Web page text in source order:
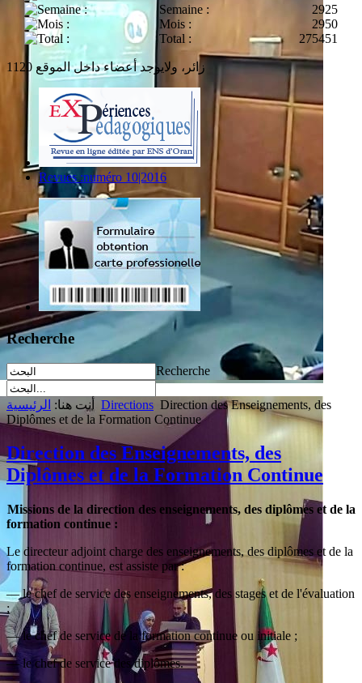
Semaine :
2925
Mois :
2950
Total :
275451
1120 زائر، ولايوجد أعضاء داخل الموقع
Revues :numéro 10|2016
Recherche
Recherche
أنت هنا: الرئيسية Directions Direction des Enseignements, des
Diplômes et de la Formation Continue
Direction des Enseignements, des
Diplômes et de la Formation Continue
Missions de la direction des enseignements, des diplômes et de la
formation continue :
Le directeur adjoint charge des enseignements, des diplômes et de la
formation continue, est assiste par :
— le chef de service des enseignements, des stages et de l'évaluation
;
— le chef de service de la formation continue ou initiale ;
— le chef de service des diplômes.